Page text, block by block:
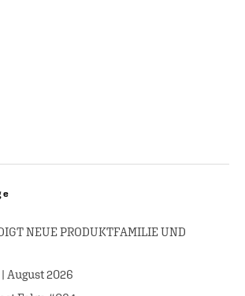
NEUE PRODUKTFAMILIE UND
August 2026